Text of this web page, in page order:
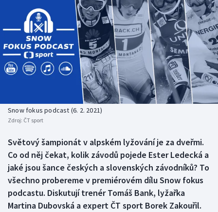
DALŠÍ SPORTY
Americký fotbal
Baseball a softbal
Biatlon
Box
Curling
Dostihy
NEPŘEHLÉDNĚTE
Soutěže
Aplikace ČT sport
Snow fokus podcast (6. 2. 2021)
Zdroj: ČT sport
Světový šampionát v alpském lyžování je za dveřmi.
Co od něj čekat, kolik závodů pojede Ester Ledecká a
jaké jsou šance českých a slovenských závodníků? To
všechno probereme v premiérovém dílu Snow fokus
podcastu. Diskutují trenér Tomáš Bank, lyžařka
Martina Dubovská a expert ČT sport Borek Zakouřil.